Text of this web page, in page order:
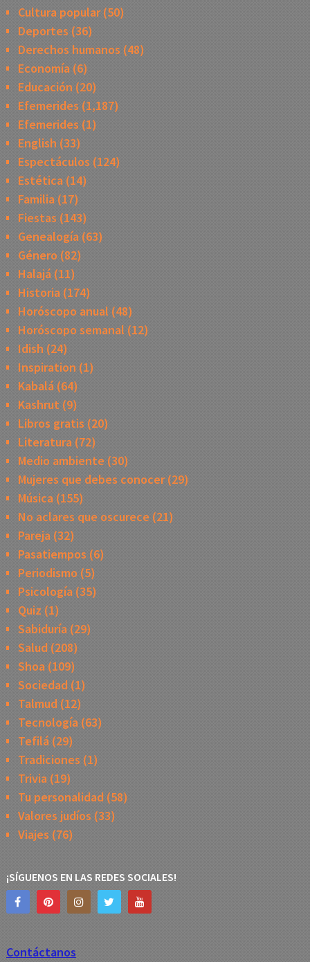
Cultura popular(50)
Deportes (36)
Derechos humanos (48)
Economía(6)
Educación (20)
Efemerides (1,187)
Efemerides (1)
English (33)
Espectáculos (124)
Estética(14)
Familia(17)
Fiestas (143)
Genealogía(63)
Género (82)
Halajá(11)
Historia(174)
Horóscopo anual (48)
Horóscopo semanal (12)
Idish (24)
Inspiration (1)
Kabalá(64)
Kashrut (9)
Libros gratis (20)
Literatura(72)
Medio ambiente (30)
Mujeres que debes conocer(29)
Música(155)
No aclares que oscurece (21)
Pareja(32)
Pasatiempos (6)
Periodismo (5)
Psicología(35)
Quiz (1)
Sabiduría(29)
Salud (208)
Shoa(109)
Sociedad(1)
Talmud(12)
Tecnología(63)
Tefilá(29)
Tradiciones (1)
Trivia(19)
Tu personalidad(58)
Valores judíos (33)
Viajes (76)
¡SÍGUENOS EN LAS REDES SOCIALES!
Contáctanos